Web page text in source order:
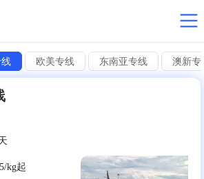
欧美专线 东南亚专线 澳新专
kg起